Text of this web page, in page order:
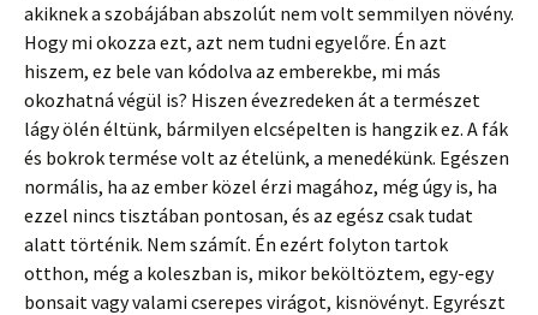
akiknek a szobájában abszolút nem volt semmilyen növény.
Hogy mi okozza ezt, azt nem tudni egyelőre. Én azt
hiszem, ez bele van kódolva az emberekbe, mi más
okozhatná végül is? Hiszen évezredeken át a természet
lágy ölén éltünk, bármilyen elcsépelten is hangzik ez. A fák
és bokrok termése volt az ételünk, a menedékünk. Egészen
normális, ha az ember közel érzi magához, még úgy is, ha
ezzel nincs tisztában pontosan, és az egész csak tudat
alatt történik. Nem számít. Én ezért folyton tartok
otthon, még a koleszban is, mikor beköltöztem, egy-egy
bonsait vagy valami cserepes virágot, kisnövényt. Egyrészt